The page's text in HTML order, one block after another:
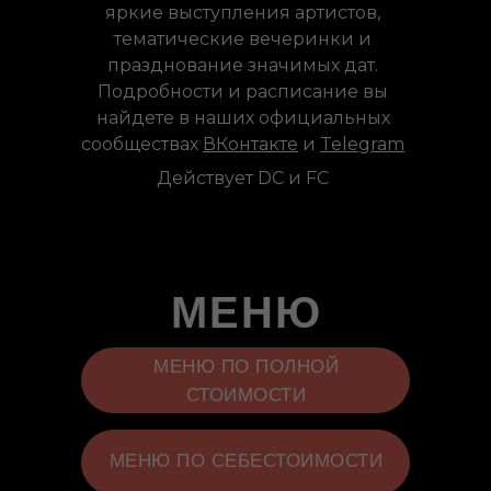
яркие выступления артистов,
тематические вечеринки и
празднование значимых дат.
Подробности и расписание вы
найдете в наших официальных
сообществах ВКонтакте и Telegram
Действует DC и FC
МЕНЮ
МЕНЮ ПО ПОЛНОЙ
СТОИМОСТИ
МЕНЮ ПО СЕБЕСТОИМОСТИ